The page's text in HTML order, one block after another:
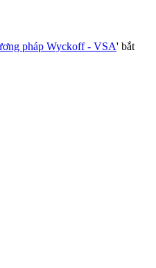
pháp Wyckoff - VSA' bắt